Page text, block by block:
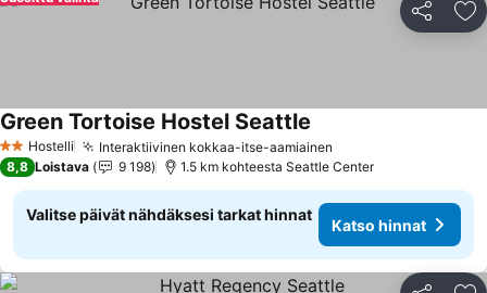
Jaa
2 Tähtiluokitus
Hostelli Interaktiivinen kokkaa-itse-aamiainen
Green Tortoise Hostel Seattle
8,8 Loistava 9 198 1.5 km kohteesta Seattle Center
Valitse päivät nähdäksesi tarkat hinnat
Katso hinnat